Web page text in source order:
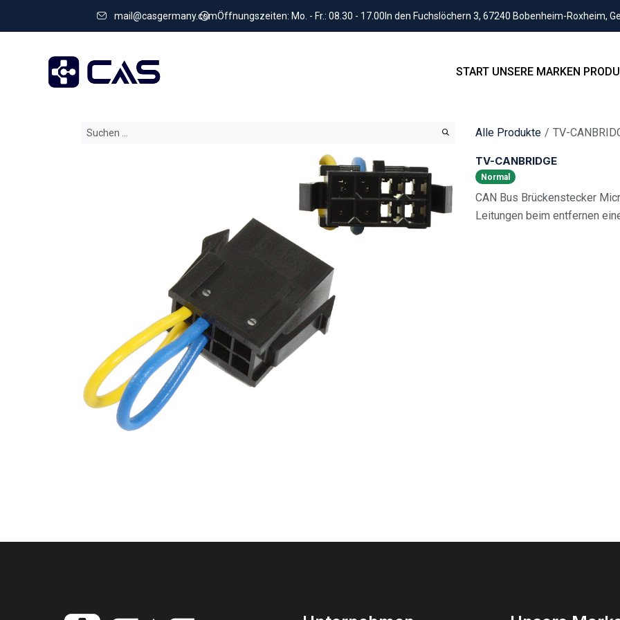
mail@casgermany.comÖffnungszeiten: Mo. - Fr.: 08.30 - 17.00 In den Fuchslöchern 3, 67240 Bobenheim-Roxheim,
START UNSERE MARKEN
Alle Produkte TV-
TV-CANBRIDGE
Normal
CAN Bus Brückenstecker
Leitungen beim entfernen